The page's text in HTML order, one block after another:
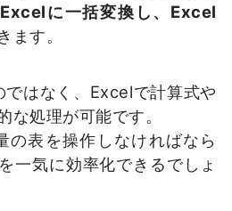
に一括変換し、Excel
ます。
はなく、Excelで計算式や
な処理が可能です。
の表を操作しなければなら
一気に効率化できるでしょ